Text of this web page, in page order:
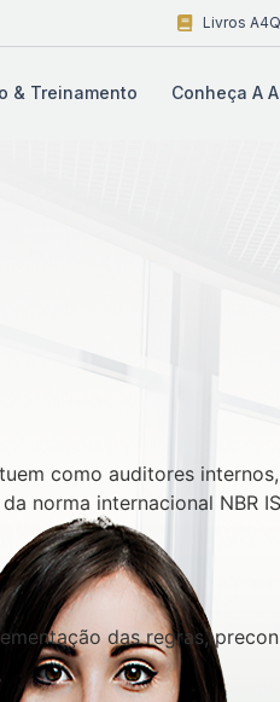
Livros
& Treinamento Conheça A
como auditores
norma internacional NBR
das regras,